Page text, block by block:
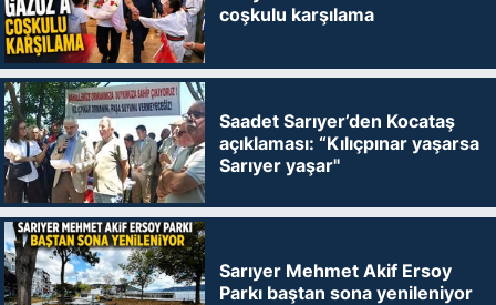
coşkulu karşılama
Saadet Sarıyer’den Kocataş
açıklaması: “Kılıçpınar yaşarsa
Sarıyer yaşar"
Sarıyer Mehmet Akif Ersoy
Parkı baştan sona yenileniyor